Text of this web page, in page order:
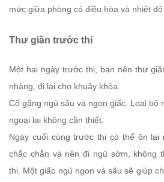
mức giữa phòng có điều hòa và nhiệt
Thư giãn trước thi
Một hai ngày trước thi, bạn nên thư
nhàng, đi lại cho khuây khỏa.
Cố gắng ngủ sâu và ngon giấc. Loại bỏ
ngoại lai không cần thiết.
Ngày cuối cùng trước thi có thể ôn lại
chắc chắn và nên đi ngủ sớm, không
thi. Một giấc ngủ ngon và sâu sẽ giúp